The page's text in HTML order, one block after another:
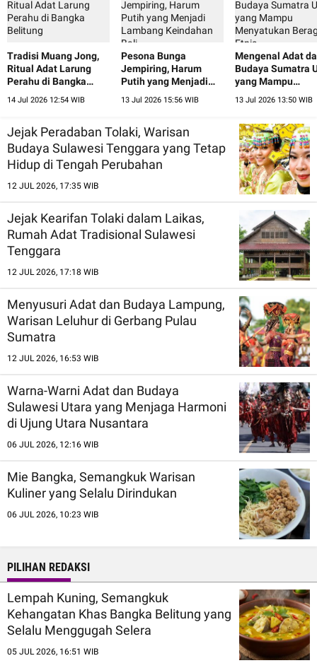
Tradisi Muang Jong,
Ritual Adat Larung
Perahu di Bangka
Belitung
14 Jul 2026 12:54 WIB
Pesona Bunga
Jempiring, Harum
Putih yang Menjadi
Lambang Keindahan
13 Jul 2026 15:56 WIB
Mengenal Adat
Budaya Sumatra
yang Mampu
Menyatukan
13 Jul 2026 13:50 WIB
Jejak Peradaban Tolaki, Warisan
Budaya Sulawesi Tenggara yang Tetap
Hidup di Tengah Perubahan
12 JUL 2026, 17:35 WIB
Jejak Kearifan Tolaki dalam Laikas,
Rumah Adat Tradisional Sulawesi
Tenggara
12 JUL 2026, 17:18 WIB
Menyusuri Adat dan Budaya Lampung,
Warisan Leluhur di Gerbang Pulau
Sumatra
12 JUL 2026, 16:53 WIB
Warna-Warni Adat dan Budaya
Sulawesi Utara yang Menjaga Harmoni
di Ujung Utara Nusantara
06 JUL 2026, 12:16 WIB
Mie Bangka, Semangkuk Warisan
Kuliner yang Selalu Dirindukan
06 JUL 2026, 10:23 WIB
PILIHAN REDAKSI
Lempah Kuning, Semangkuk
Kehangatan Khas Bangka Belitung yang
Selalu Menggugah Selera
05 JUL 2026, 16:51 WIB